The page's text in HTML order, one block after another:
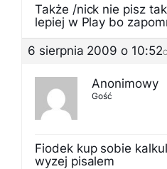
Także /nick nie pisz
lepiej w Play bo
6 sierpnia 2009 o 10:52
Anonimowy
Gość
Fiodek kup sobie
wyzej pisalem